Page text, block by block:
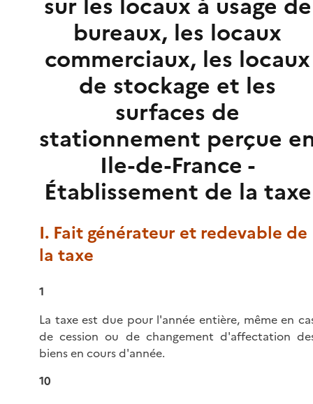
bureaux, les locaux
commerciaux, les locaux
de stockage et les
surfaces de
stationnement perçue
Ile-de-France -
Établissement de la taxe
I. Fait générateur et redevable de
la taxe
1
La taxe est due pour l'année entière, même en
de cession ou de changement d'affectation
biens en cours d'année.
10